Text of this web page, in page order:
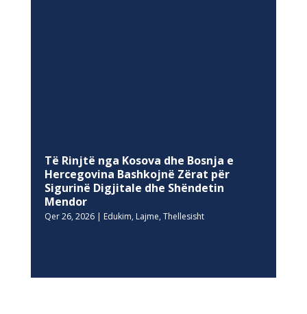
Të Rinjtë nga Kosova dhe Bosnja e
Hercegovina Bashkojnë Zërat për
Sigurinë Digjitale dhe Shëndetin
Mendor
Qer 26, 2026| Edukim, Lajme, Thellesisht